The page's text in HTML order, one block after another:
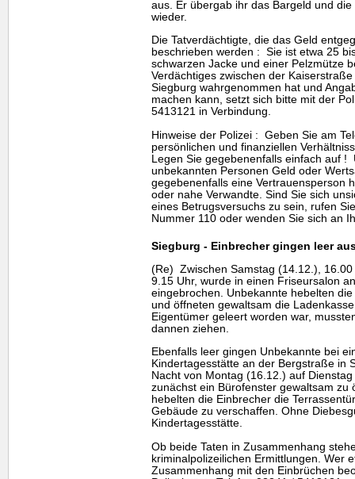
aus. Er übergab ihr das Bargeld und
wieder.
Die Tatverdächtigte, die das Geld
beschrieben werden : Sie ist etwa 25
schwarzen Jacke und einer Pelzmütze
Verdächtiges zwischen der
Siegburg wahrgenommen hat und
machen kann, setzt sich bitte mit der
5413121 in Verbindung.
Hinweise der Polizei : Geben Sie am
persönlichen und finanziellen
Legen Sie gegebenenfalls einfach auf !
unbekannten Personen Geld oder
gegebenenfalls eine Vertrauensperson
oder nahe Verwandte. Sind Sie sich
eines Betrugsversuchs zu sein, rufen
Nummer 110 oder wenden Sie sich an
Siegburg - Einbrecher gingen leer
(Re) Zwischen Samstag (14.12.),
9.15 Uhr, wurde in einen Friseursalon
eingebrochen. Unbekannte hebelten
und öffneten gewaltsam die
Eigentümer geleert worden war,
dannen ziehen.
Ebenfalls leer gingen Unbekannte bei
Kindertagesstätte an der Bergstraße in
Nacht von Montag (16.12.) auf
zunächst ein Bürofenster gewaltsam zu
hebelten die Einbrecher die
Gebäude zu verschaffen. Ohne
Kindertagesstätte.
Ob beide Taten in Zusammenhang
kriminalpolizeilichen Ermittlungen. Wer
Zusammenhang mit den Einbrüchen